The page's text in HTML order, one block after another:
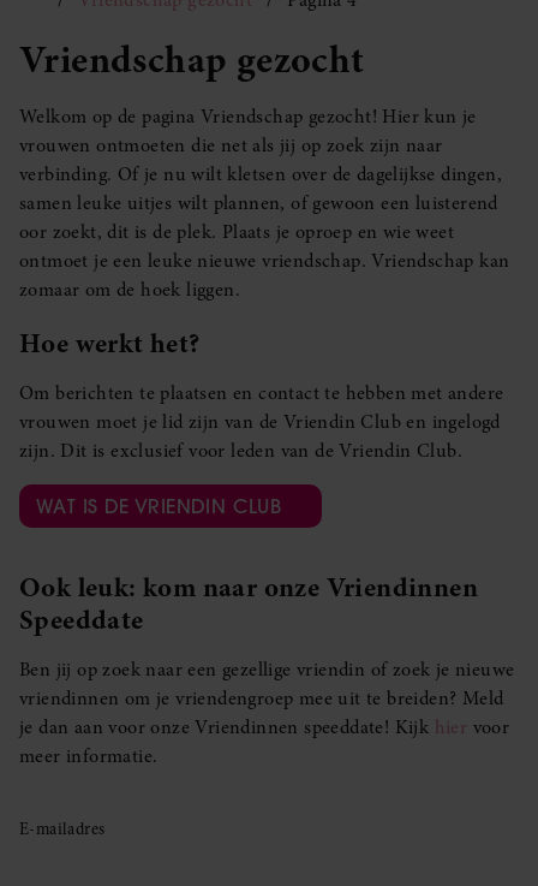
Vriendschap gezocht
Welkom op de pagina Vriendschap gezocht! Hier kun je
vrouwen ontmoeten die net als jij op zoek zijn naar
verbinding. Of je nu wilt kletsen over de dagelijkse dingen,
samen leuke uitjes wilt plannen, of gewoon een luisterend
oor zoekt, dit is de plek. Plaats je oproep en wie weet
ontmoet je een leuke nieuwe vriendschap. Vriendschap kan
zomaar om de hoek liggen.
Hoe werkt het?
Om berichten te plaatsen en contact te hebben met andere
vrouwen moet je lid zijn van de Vriendin Club en ingelogd
zijn. Dit is exclusief voor leden van de Vriendin Club.
WAT IS DE VRIENDIN CLUB
Ook leuk: kom naar onze Vriendinnen
Speeddate
Ben jij op zoek naar een gezellige vriendin of zoek je nieuwe
vriendinnen om je vriendengroep mee uit te breiden? Meld
je dan aan voor onze Vriendinnen speeddate! Kijk hier voor
meer informatie.
E-mailadres